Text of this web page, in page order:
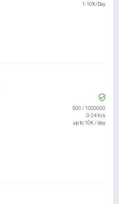
1-10K/Day
500 / 1000000
0-24 hrs
up to 10K / day